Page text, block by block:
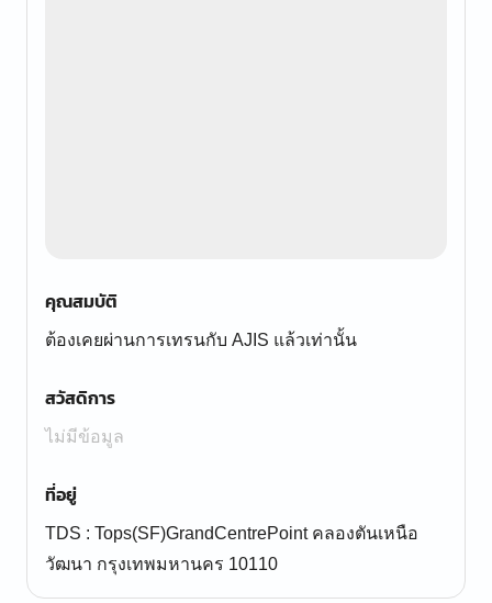
คุณสมบัติ
ต้องเคยผ่านการเทรนกับ AJIS แล้วเท่านั้น
สวัสดิการ
ไม่มีข้อมูล
ที่อยู่
TDS : Tops(SF)GrandCentrePoint คลองตันเหนือ
วัฒนา กรุงเทพมหานคร 10110